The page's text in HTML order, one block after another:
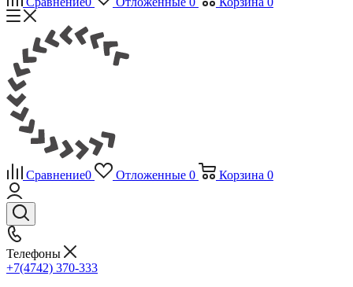
Сравнение0 Отложенные 0 Корзина 0
Телефоны
+7(4742) 370-333